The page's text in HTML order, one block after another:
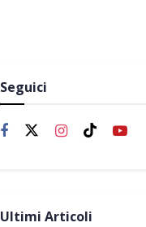
Seguici
Ultimi Articoli